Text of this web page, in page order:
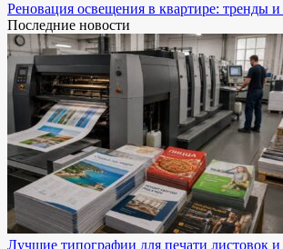
Реновация освещения в квартире: тренды
Последние новости
Лучшие типографии для печати листовок и